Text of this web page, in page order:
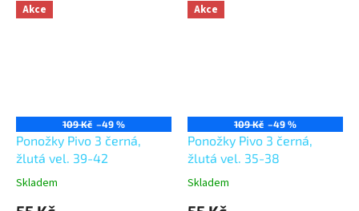
Akce
109 Kč –49 %
Ponožky Pivo 3 černá,
žlutá vel. 39-42
Skladem
Akce
109 Kč –49 %
Ponožky Pivo 3 černá,
žlutá vel. 35-38
Skladem